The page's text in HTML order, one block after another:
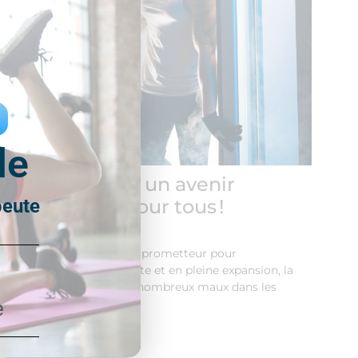
Cryothérapie : un avenir
prometteur pour tous !
22 janvier 2025
Cryothérapie : un avenir prometteur pour
tous !Technique innovante et en pleine expansion, la
cryothérapie soigne de nombreux maux dans les
domaines de la…
Lire l'article